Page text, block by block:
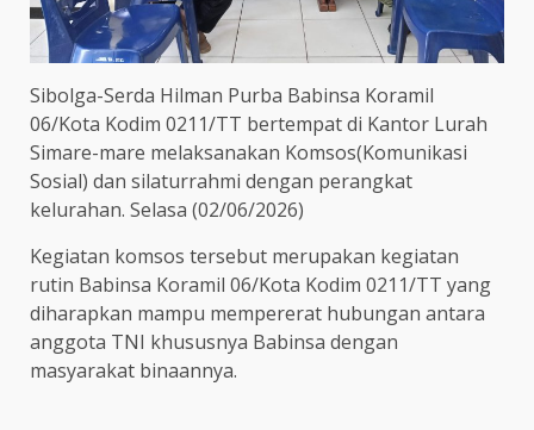
Sibolga-Serda Hilman Purba Babinsa Koramil
06/Kota Kodim 0211/TT bertempat di Kantor Lurah
Simare-mare melaksanakan Komsos(Komunikasi
Sosial) dan silaturrahmi dengan perangkat
kelurahan. Selasa (02/06/2026)
Kegiatan komsos tersebut merupakan kegiatan
rutin Babinsa Koramil 06/Kota Kodim 0211/TT yang
diharapkan mampu mempererat hubungan antara
anggota TNI khususnya Babinsa dengan
masyarakat binaannya.